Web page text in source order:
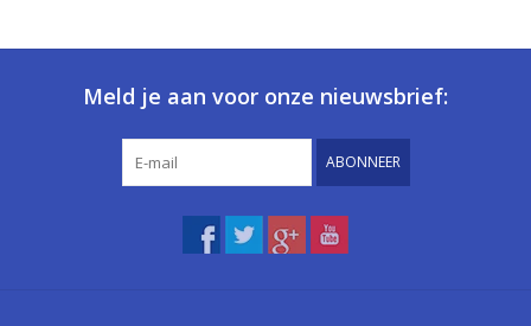
Meld je aan voor onze nieuwsbrief:
ABONNEER